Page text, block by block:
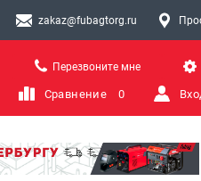
zakaz@fubagtorg.ru
Перезвоните мне
Сравнение 0